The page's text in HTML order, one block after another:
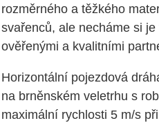
rozměrného a těžkého
svařenců, ale necháme si
ověřenými a kvalitními
Horizontální pojezdová
na brněnském veletrhu s
maximální rychlosti 5 m/s